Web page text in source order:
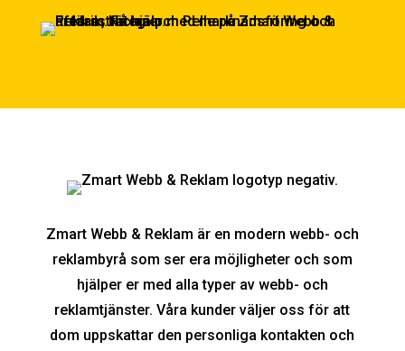
Zmart Webb & Reklam är en modern webb- och
reklambyrå som ser era möjligheter och som
hjälper er med alla typer av webb- och
reklamtjänster. Våra kunder väljer oss för att
dom uppskattar den personliga kontakten och